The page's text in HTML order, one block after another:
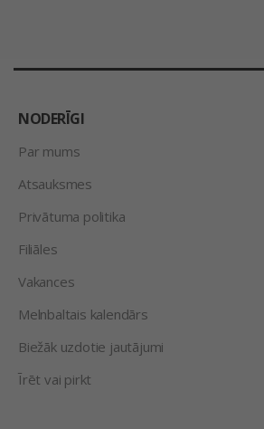
NODERĪGI
Par mums
Atsauksmes
Privātuma politika
Filiāles
Vakances
Melnbaltais kalendārs
Biežāk uzdotie jautājumi
Īrēt vai pirkt